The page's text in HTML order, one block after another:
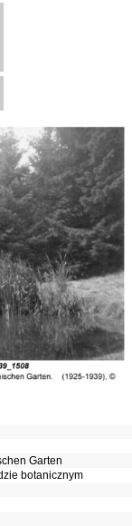
Garten
botanicznym